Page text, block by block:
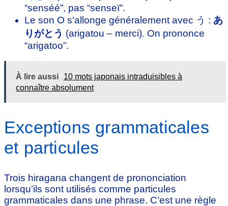
“senséé”, pas “senseï”.
Le son O s’allonge généralement avec う : あ
りがとう (arigatou – merci). On prononce
“arigatoo”.
À lire aussi
10 mots japonais intraduisibles à
connaître absolument
Exceptions grammaticales
et particules
Trois hiragana changent de prononciation
lorsqu’ils sont utilisés comme particules
grammaticales dans une phrase. C’est une règle